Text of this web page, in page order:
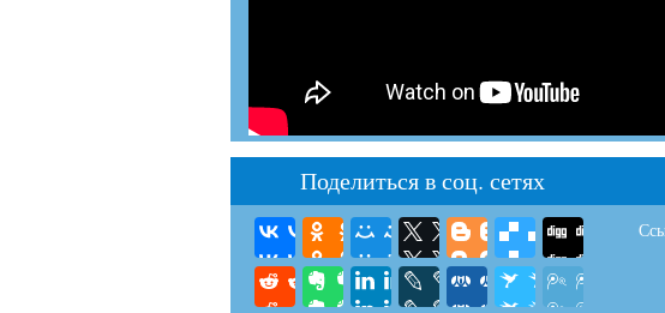
Поделиться в соц. сетях